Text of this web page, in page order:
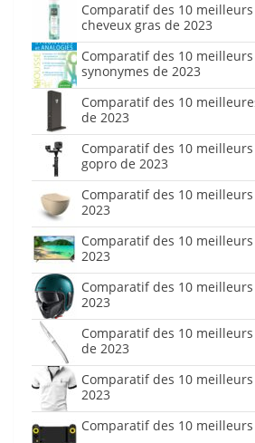
Comparatif des 10
cheveux gras de 2023
Comparatif des 10
synonymes de 2023
Comparatif des 10
de 2023
Comparatif des 10
gopro de 2023
Comparatif des 10
2023
Comparatif des 10 meilleurs
2023
Comparatif des 10
2023
Comparatif des 10
de 2023
Comparatif des 10
2023
Comparatif des 10